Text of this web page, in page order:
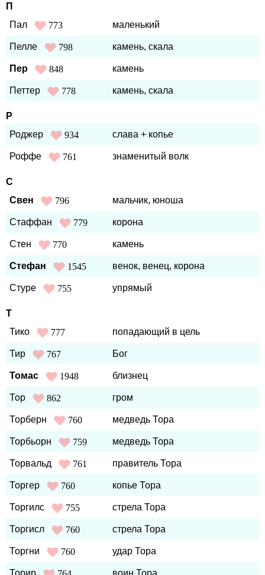
П
Пал
773 маленький
Пелле 798 камень, скала
Пер 848 камень
Петтер 778 камень, скала
Р
Роджер
934 слава + копье
Роффе 761 знаменитый волк
С
Свен
796 мальчик, юноша
Стаффан 779 корона
Стен 770 камень
Стефан 1545 венок, венец, корона
Стуре 755 упрямый
Т
Тико
777 попадающий в цель
Тир 767 Бог
Томас 1948 близнец
Тор 862 гром
Торберн 760 медведь Тора
Торбьорн 759 медведь Тора
Торвальд 761 правитель Тора
Торгер 760 копье Тора
Торгилс 755 стрела Тора
Торгисл 760 стрела Тора
Торгни 760 удар Тора